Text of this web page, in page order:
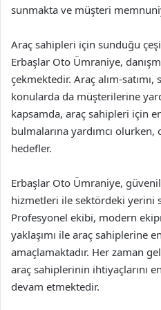
sunmakta ve müşteri
Araç sahipleri için sunduğu
Erbaşlar Oto Ümraniye,
çekmektedir. Araç alım-
konularda da müşterilerine
kapsamda, araç sahipleri için
bulmalarına yardımcı olurken,
hedefler.
Erbaşlar Oto Ümraniye,
hizmetleri ile sektördeki yerini
Profesyonel ekibi, modern
yaklaşımı ile araç sahiplerine
amaçlamaktadır. Her zaman
araç sahiplerinin ihtiyaçlarını
devam etmektedir.